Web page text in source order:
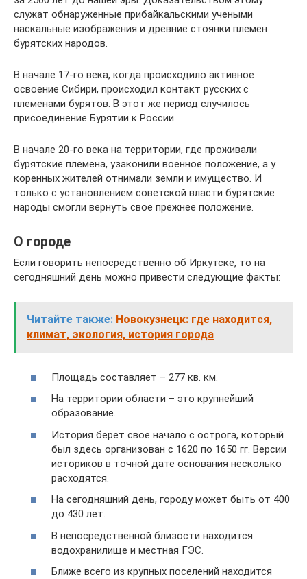
служат обнаруженные прибайкальскими учеными
наскальные изображения и древние стоянки племен
бурятских народов.
В начале 17-го века, когда происходило активное
освоение Сибири, происходил контакт русских с
племенами бурятов. В этот же период случилось
присоединение Бурятии к России.
В начале 20-го века на территории, где проживали
бурятские племена, узаконили военное положение, а у
коренных жителей отнимали земли и имущество. И
только с установлением советской власти бурятские
народы смогли вернуть свое прежнее положение.
О городе
Если говорить непосредственно об Иркутске, то на
сегодняшний день можно привести следующие факты:
Читайте также: Новокузнецк: где находится,
климат, экология, история города
Площадь составляет – 277 кв. км.
На территории области – это крупнейший
образование.
История берет свое начало с острога, который
был здесь организован с 1620 по 1650 гг. Версии
историков в точной дате основания несколько
расходятся.
На сегодняшний день, городу может быть от 400
до 430 лет.
В непосредственной близости находится
водохранилище и местная ГЭС.
Ближе всего из крупных поселений находится